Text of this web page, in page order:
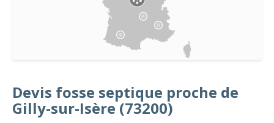
Devis fosse septique proche de
Gilly-sur-Isère (73200)